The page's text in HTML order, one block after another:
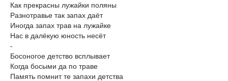
Как прекрасны лужайки поляны
Разнотравье так запах даёт
Иногда запах трав на лужайке
Нас в далёкую юность несёт
-
Босоногое детство всплывает
Когда босыми да по траве
Память помнит те запахи детства